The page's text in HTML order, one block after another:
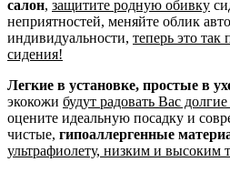
салон, защитите родную обивку
неприятностей, меняйте облик
индивидуальности, теперь это так
сидения!
Легкие в установке, простые в
экокожи будут радовать Вас
оцените идеальную посадку и
чистые, гипоаллергенные
ультрафиолету, низким и высоким